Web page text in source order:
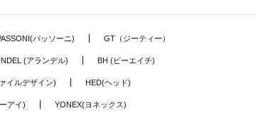
パッソーニ) GT（ジーティー）
(アランデル) BH (ビーエイチ)
イルデザイン) HED(ヘッド)
アイ) YONEX(ヨネックス)